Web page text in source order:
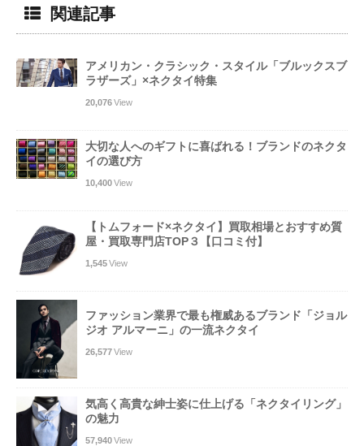
関連記事
アメリカン・クラシック・スタイル「ブルックスブ
ラザーズ」×ネクタイ特集
20,076View
大切な人へのギフトに喜ばれる！ブランドのネクタ
イの選び方
10,400View
【トムフォード×ネクタイ】買取相場とおすすめ質
屋・買取専門店TOP３【口コミ付】
1,545View
ファッション業界で最も権威あるブランド「ジョル
ジオ アルマーニ」の一流ネクタイ
26,577View
気高く高貴な紳士姿に仕上げる「ネクタイリング」
の魅力
57,940View